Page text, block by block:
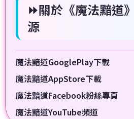
⏩關於《魔法黯道
源
魔法黯道GooglePlay下載
魔法黯道AppStore下載
魔法黯道Facebook粉絲專頁
魔法黯道YouTube頻道